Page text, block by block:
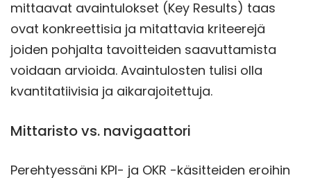
mittaavat avaintulokset (Key Results) taas
ovat konkreettisia ja mitattavia kriteerejä
joiden pohjalta tavoitteiden saavuttamista
voidaan arvioida. Avaintulosten tulisi olla
kvantitatiivisia ja aikarajoitettuja.
Mittaristo vs. navigaattori
Perehtyessäni KPI- ja OKR -käsitteiden eroihin